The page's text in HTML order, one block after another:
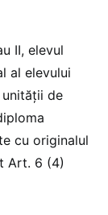
II, elevul
al elevului
de
cu originalul
Art. 6 (4)